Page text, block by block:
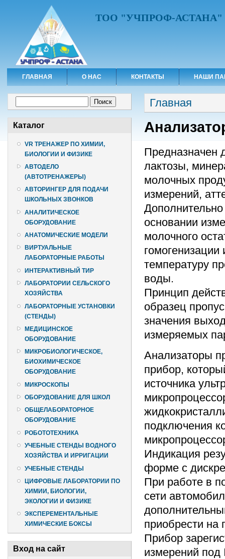
ТОО "УЧПРОФ-АСТАНА"
ГЛАВНАЯ О НАС КОНТАКТЫ НАШИ
Каталог
VR ТРЕНАЖЕР ПО ХИМИИ,
БИОЛОГИИ И ФИЗИКЕ
АВТОДЕЛО
(АВТОТРЕНАЖЕРЫ)
АВТОРИНГЕР ДЛЯ ПОДАЧИ
ШКОЛЬНЫХ ЗВОНКОВ
АНАЛИТИЧЕСКОЕ
ОБОРУДОВАНИЕ
АНАТОМИЧЕСКИЕ МОДЕЛИ
ВИРТУАЛЬНЫЕ
ЛАБОРАТОРНЫЕ РАБОТЫ
ИНТЕРАКТИВНЫЙ ТИР
ЛАБОРАТОРИИ СЕЛЬСКОГО
ХОЗЯЙСТВА
ЛАБОРАТОРНЫЕ УСТАНОВКИ
(СТЕНДЫ)
МЕДИЦИНСКОЕ
ОБОРУДОВАНИЕ
МИКРОБИОЛОГИЧЕСКОЕ,
БИОХИМИЧЕСКОЕ
ОБОРУДОВАНИЕ
МИКРОСКОПЫ
ОБОРУДОВАНИЕ ДЛЯ ШКОЛ
ОБЩЕЛАБОРАТОРНОЕ
ОБОРУДОВАНИЕ
РОБОТОТЕХНИКА
УЧЕБНЫЕ СТЕНДЫ ВОДНОГО
ХОЗЯЙСТВА И ИРРИГАЦИИ
УЧЕБНЫЕ СТЕНДЫ
ЦИФРОВЫЕ ЛАБОРАТОРИИ ПО
ХИМИИ, БИОЛОГИИ,
ЭКОЛОГИИ И ФИЗИКЕ
ЭКСПЕРЕМЕНТАЛЬНЫЕ
ХИМИЧЕСКИЕ БОКСЫ
Вход на сайт
Вы здесь
Главная
Предназначен
лактозы,
молочных
измерений,
основании
молочного
температуру
воды.
Принцип
образец
значения
измеряемых
Анализаторы
прибор,
источника
подключения
Индикация
форме с
При работе в
сети
приобрести на
Прибор
измерений